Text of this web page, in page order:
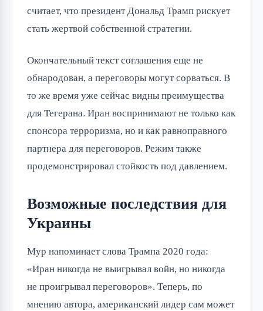
считает, что президент Дональд Трамп рискует
стать жертвой собственной стратегии.
Окончательный текст соглашения еще не
обнародован, а переговоры могут сорваться. В
то же время уже сейчас видны преимущества
для Тегерана. Иран воспринимают не только как
спонсора терроризма, но и как равноправного
партнера для переговоров. Режим также
продемонстрировал стойкость под давлением.
Возможные последствия для
Украины
Мур напоминает слова Трампа 2020 года:
«Иран никогда не выигрывал войн, но никогда
не проигрывал переговоров». Теперь, по
мнению автора, американский лидер сам может